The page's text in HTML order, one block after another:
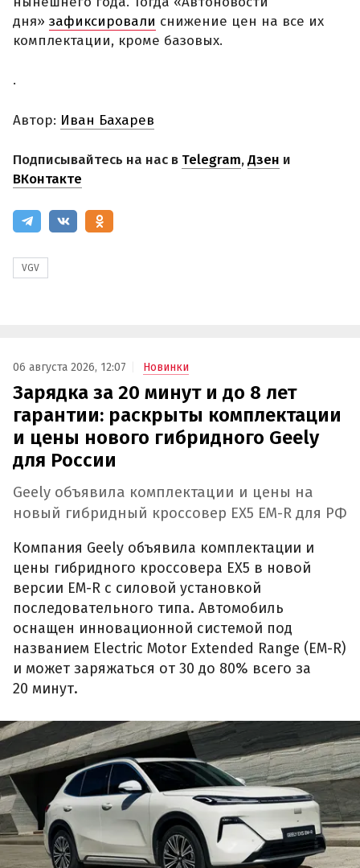
дня» зафиксировали снижение цен на все их
комплектации, кроме базовых.
.
Автор: Иван Бахарев
Подписывайтесь на нас в Telegram,Дзен и
ВКонтакте
VGV
06 августа 2026, 12:07 Новинки
Зарядка за 20 минут и до 8 лет
гарантии: раскрыты комплектации
и цены нового гибридного Geely
для России
Geely объявила комплектации и цены на
новый гибридный кроссовер EX5 EM-R для РФ
Компания Geely объявила комплектации и
цены гибридного кроссовера EX5 в новой
версии EM-R с силовой установкой
последовательного типа. Автомобиль
оснащен инновационной системой под
названием Electric Motor Extended Range (EM-R)
и может заряжаться от 30 до 80% всего за
20 минут.